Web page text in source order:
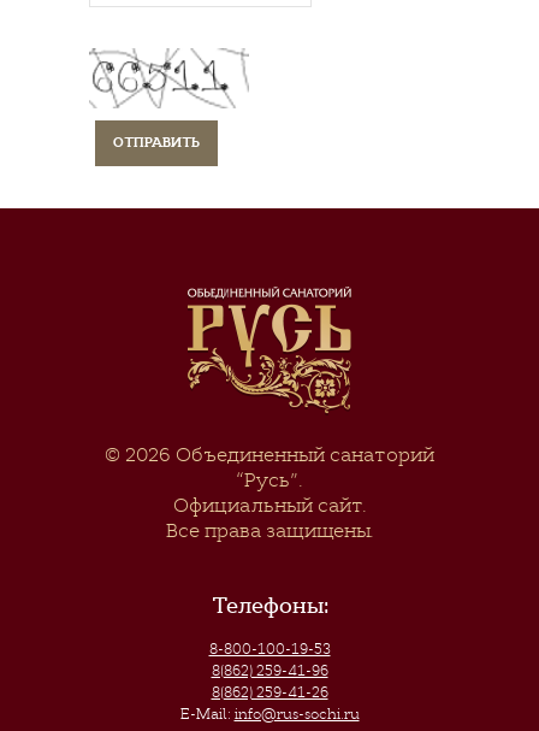
© 2026 Объединенный санаторий
“Русь”.
Официальный сайт.
Все права защищены.
Телефоны:
8-800-100-19-53
8(862) 259-41-96
8(862) 259-41-26
E-Mail: info@rus-sochi.ru